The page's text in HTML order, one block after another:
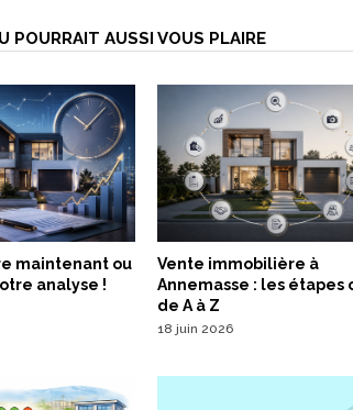
POURRAIT AUSSI VOUS PLAIRE
maintenant ou
analyse !
Vente immobilière à
Annemasse : les étapes
de A à Z
18 juin 2026